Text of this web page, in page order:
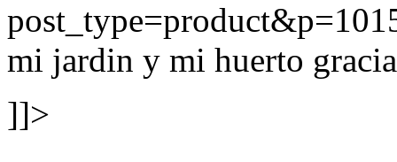
mi jardin y mi huerto
]]>